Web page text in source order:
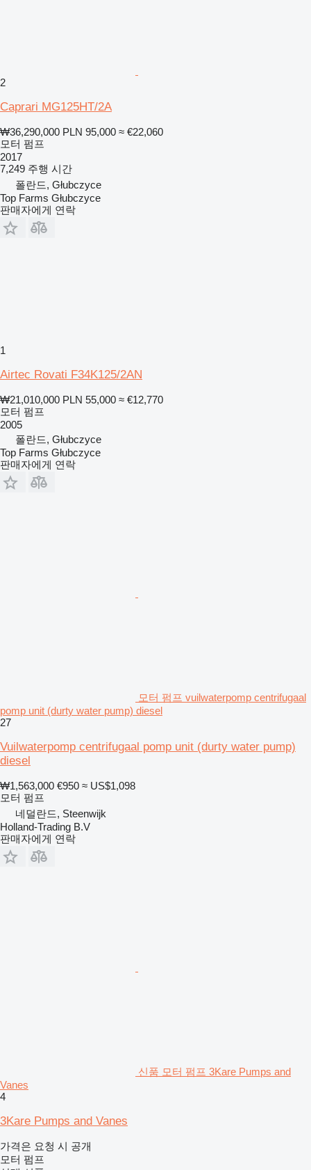
2
Caprari MG125HT/2A
₩36,290,000 PLN 95,000 ≈ €22,060
모터 펌프
2017
7,249 주행 시간
폴란드, Głubczyce
Top Farms Głubczyce
판매자에게 연락
1
Airtec Rovati F34K125/2AN
₩21,010,000 PLN 55,000 ≈ €12,770
모터 펌프
2005
폴란드, Głubczyce
Top Farms Głubczyce
판매자에게 연락
모터 펌프 vuilwaterpomp centrifugaal
pomp unit (durty water pump) diesel
27
Vuilwaterpomp centrifugaal pomp unit (durty water pump)
diesel
₩1,563,000 €950 ≈ US$1,098
모터 펌프
네덜란드, Steenwijk
Holland-Trading B.V
판매자에게 연락
신품 모터 펌프 3Kare Pumps and
Vanes
4
3Kare Pumps and Vanes
가격은 요청 시 공개
모터 펌프